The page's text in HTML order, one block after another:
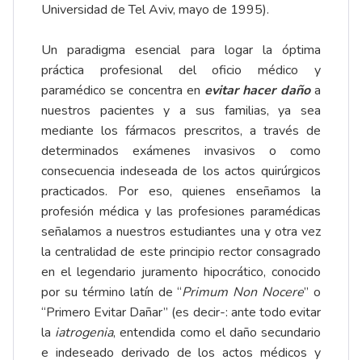
Universidad de Tel Aviv, mayo de 1995).
Un paradigma esencial para logar la óptima
práctica profesional del oficio médico y
paramédico se concentra en evitar hacer dañoa
nuestros pacientes y a sus familias, ya sea
mediante los fármacos prescritos, a través de
determinados exámenes invasivos o como
consecuencia indeseada de los actos quirúrgicos
practicados. Por eso, quienes enseñamos la
profesión médica y las profesiones paramédicas
señalamos a nuestros estudiantes una y otra vez
la centralidad de este principio rector consagrado
en el legendario juramento hipocrático, conocido
por su término latín de “Primum Non Nocere” o
“Primero Evitar Dañar” (es decir-: ante todo evitar
la iatrogenia, entendida como el daño secundario
e indeseado derivado de los actos médicos y